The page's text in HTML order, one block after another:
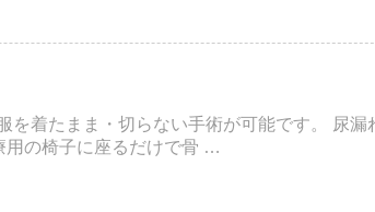
着たまま・切らない手術が可能です。 尿漏
用の椅子に座るだけで骨 …